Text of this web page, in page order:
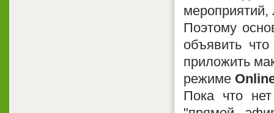
Поэтому
объявить
приложить
режиме
Пока что нет